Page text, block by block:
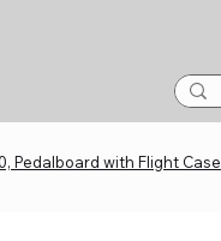
Pedalboard with Flight Case